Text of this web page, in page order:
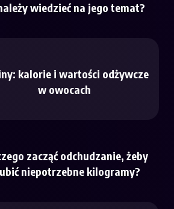
wiedzieć na jego temat?
kalorie i wartości odżywcze
w owocach
zacząć odchudzanie, żeby
niepotrzebne kilogramy?